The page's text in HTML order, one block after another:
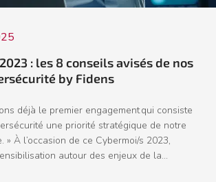
: les 8 conseils avisés de nos
by Fidens
déjà le premier engagement qui consiste
une priorité stratégique de notre
» À l’occasion de ce Cybermoi/s 2023,
autour des enjeux de la...